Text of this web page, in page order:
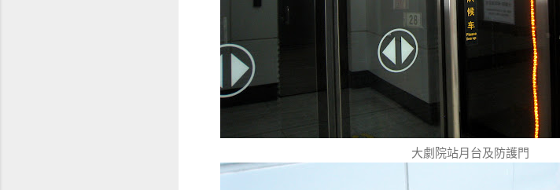
大劇院站月台及防護門